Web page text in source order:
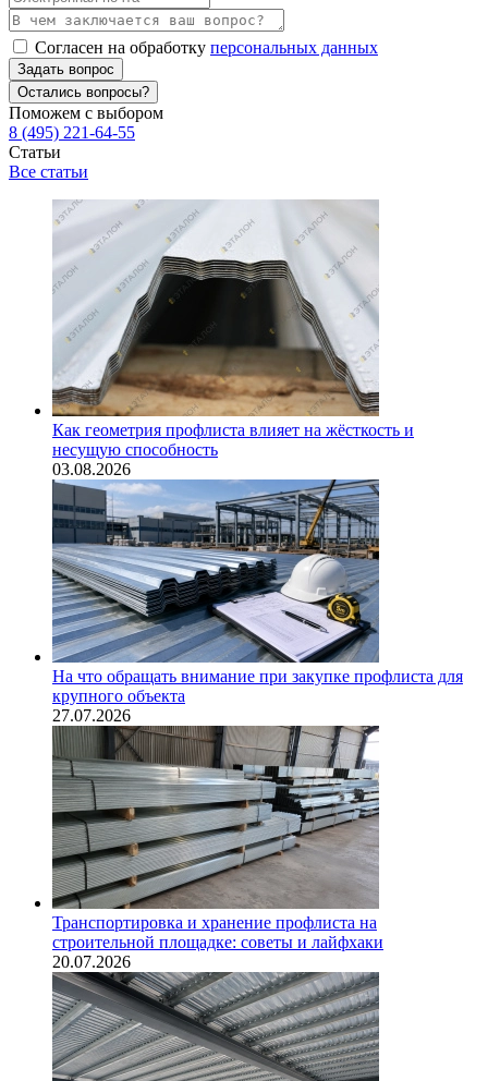
Согласен на обработку персональных данных
Задать вопрос
Остались вопросы?
Поможем с выбором
8 (495) 221-64-55
Статьи
Все статьи
Как геометрия профлиста влияет на жёсткость и
несущую способность
03.08.2026
На что обращать внимание при закупке профлиста для
крупного объекта
27.07.2026
Транспортировка и хранение профлиста на
строительной площадке: советы и лайфхаки
20.07.2026